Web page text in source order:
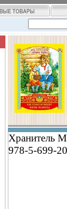
Хранитель
978-5-699-